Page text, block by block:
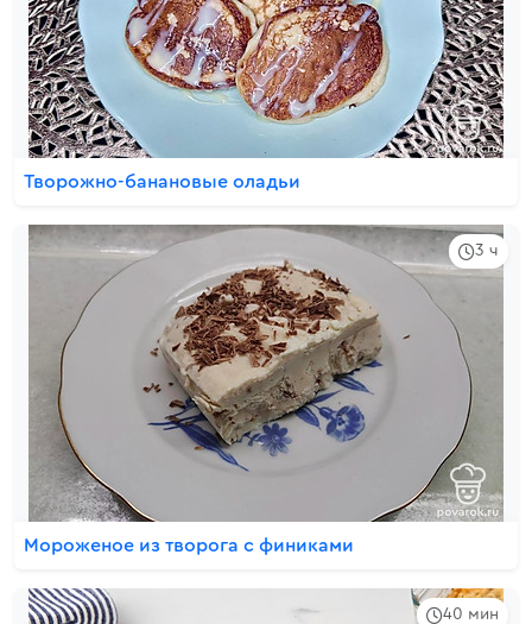
Творожно-банановые оладьи
3 ч
Мороженое из творога с финиками
40 мин